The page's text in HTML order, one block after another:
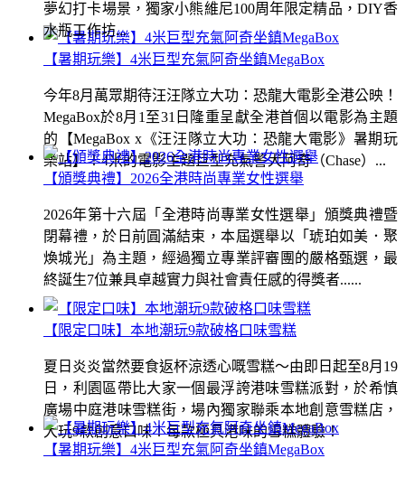
【暑期玩樂】4米巨型充氣阿奇坐鎮MegaBox
今年8月萬眾期待汪汪隊立大功：恐龍大電影全港公映！
MegaBox於8月1至31日隆重呈獻全港首個以電影為主題
的【MegaBox x《汪汪隊立大功：恐龍大電影》暑期玩
樂站】！4米的電影主題巨型充氣警犬阿奇（Chase）...
【限定口味】本地潮玩9款破格口味雪糕
夏日炎炎當然要食返杯涼透心嘅雪糕～由即日起至8月19
日，利園區帶比大家一個最浮誇港味雪糕派對，於希慎
廣場中庭港味雪糕街，場內獨家聯乘本地創意雪糕店，
大玩9款創意口味！每款極具港味的雪糕體驗！
夢幻打卡場景，獨家小熊維尼100周年限定精品，DIY香
水瓶工作坊...
【頒獎典禮】2026全港時尚專業女性選舉
2026年第十六屆「全港時尚專業女性選舉」頒獎典禮暨
閉幕禮，於日前圓滿結束，本屆選舉以「琥珀如美．聚
煥城光」為主題，經過獨立專業評審團的嚴格甄選，最
終誕生7位兼具卓越實力與社會責任感的得獎者......
【暑期玩樂】4米巨型充氣阿奇坐鎮MegaBox